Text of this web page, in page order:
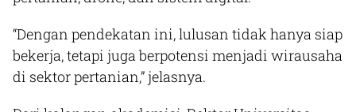
“Dengan pendekatan ini, lulusan tidak hanya siap
bekerja, tetapi juga berpotensi menjadi wirausaha
di sektor pertanian,” jelasnya.